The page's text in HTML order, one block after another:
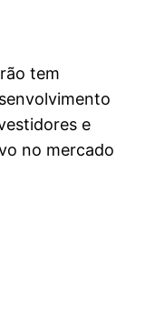
tem
e
no mercado